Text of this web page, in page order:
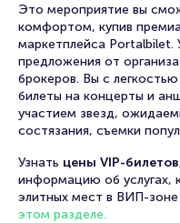
Это мероприятие вы
комфортом, купив
маркетплейса
предложения от
брокеров. Вы с
билеты на концерты и
участием звезд,
состязания, съемки
Узнать цены VIP-
информацию об услугах,
элитных мест в ВИП-
этом разделе.